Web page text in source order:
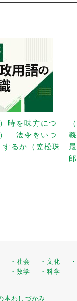
時を味方につ
—法令をいつ
するか（笠松珠
郎
・社会 ・文化
・数学 ・科学
本わしづかみ